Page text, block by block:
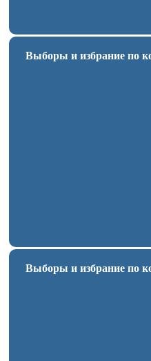
Выборы и избрание по
Выборы и избрание по